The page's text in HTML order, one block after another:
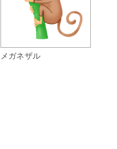
メガネザル